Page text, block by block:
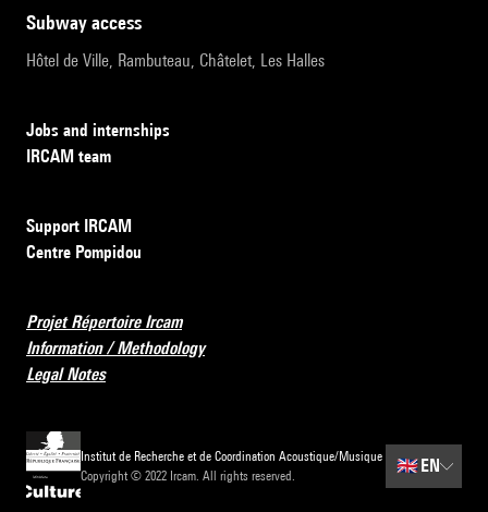
subway access
Hôtel de Ville, Rambuteau, Châtelet, Les Halles
Jobs and internships
IRCAM team
Support IRCAM
Centre Pompidou
Projet Répertoire Ircam
Information / Methodology
Legal Notes
Institut de Recherche et de Coordination Acoustique/Musique
Copyright © 2022 Ircam. All rights reserved.
🇬🇧 EN